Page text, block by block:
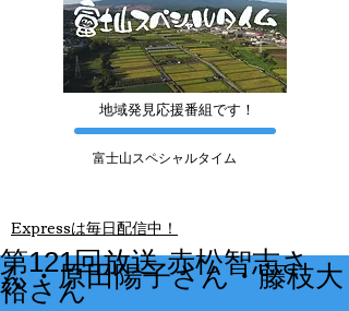
​地域発見応援番組です！
富士山スペシャルタイム
​Expressは毎日配信中！
第121回放送 赤松智志さ
ん・原田陽子さん・藤枝大
裕さん